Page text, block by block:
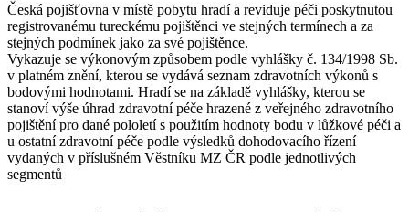
Česká pojišťovna v místě pobytu hradí a reviduje péči poskytnutou
registrovanému tureckému pojištěnci ve stejných termínech a za
stejných podmínek jako za své pojištěnce.
Vykazuje se výkonovým způsobem podle vyhlášky č. 134/1998 Sb.
v platném znění, kterou se vydává seznam zdravotních výkonů s
bodovými hodnotami. Hradí se na základě vyhlášky, kterou se
stanoví výše úhrad zdravotní péče hrazené z veřejného zdravotního
pojištění pro dané pololetí s použitím hodnoty bodu v lůžkové péči a
u ostatní zdravotní péče podle výsledků dohodovacího řízení
vydaných v příslušném Věstníku MZ ČR podle jednotlivých
segmentů